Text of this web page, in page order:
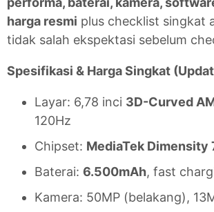
harga resmi plus checklist singkat
tidak salah ekspektasi sebelum
Spesifikasi & Harga Singkat
Layar: 6,78 inci 3D-Curved
120Hz
Chipset: MediaTek Dimensity
Baterai: 6.500mAh, fast
Kamera: 50MP (belakang),